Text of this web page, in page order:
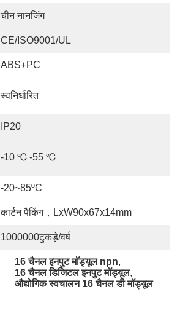
चीन नानजिंग
CE/ISO9001/UL
ABS+PC
स्वनिर्धारित
IP20
-10 ℃ -55 ℃
-20~85ºC
कार्टन पैकिंग，LxW90x67x14mm
1000000टुकड़े/वर्ष
16 चैनल इनपुट मॉड्यूल npn,
16 चैनल डिजिटल इनपुट मॉड्यूल,
औद्योगिक स्वचालन 16 चैनल डी मॉड्यूल